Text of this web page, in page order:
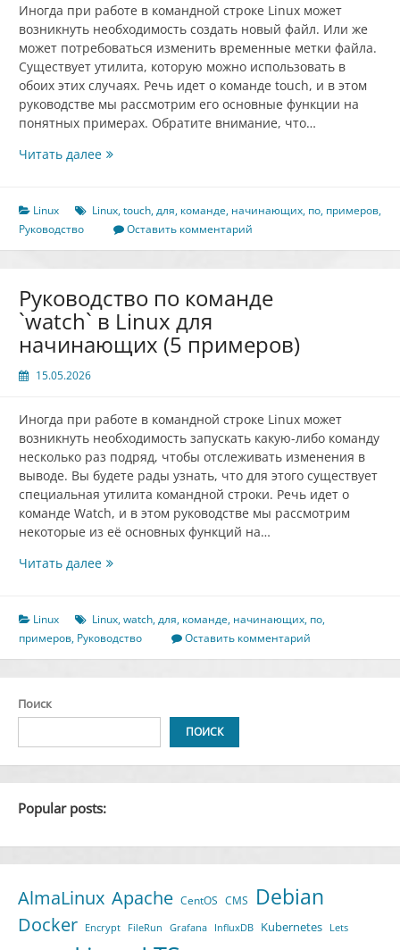
Иногда при работе в командной строке Linux может
возникнуть необходимость создать новый файл. Или же
может потребоваться изменить временные метки файла.
Существует утилита, которую можно использовать в
обоих этих случаях. Речь идет о команде touch, и в этом
руководстве мы рассмотрим его основные функции на
понятных примерах. Обратите внимание, что…
Читать далееРуководство
touch
Linux
(6
примеров)
Linux Linux,touch,для, команде, начинающих, по, примеров,
Руководство
Оставить комментарий
Руководство по команде
`watch` в Linux для
начинающих (5 примеров)
15.05.2026
Иногда при работе в командной строке Linux может
возникнуть необходимость запускать какую-либо команду
несколько раз подряд, чтобы отслеживать изменения в
выводе. Вы будете рады узнать, что для этого существует
специальная утилита командной строки. Речь идет о
команде Watch, и в этом руководстве мы рассмотрим
некоторые из её основных функций на…
Читать далееРуководство
`watch`
в
Linux
Linux Linux,watch,для, команде, начинающих, по,
примеров, Руководство Оставить комментарий
Поиск
ПОИСК
Popular posts:
AlmaLinux Apache CentOS CMS Debian
Docker Encrypt FileRun Grafana InfluxDB Kubernetes Lets